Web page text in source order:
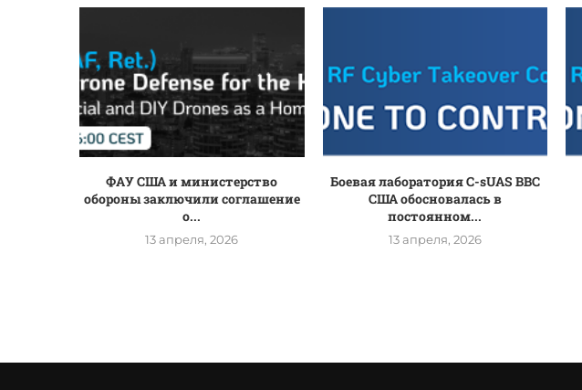
ФАУ США и министерство
обороны заключили соглашение
о...
13 апреля, 2026
Боевая лаборатория C-sUAS ВВС
США обосновалась в
постоянном...
13 апреля, 2026